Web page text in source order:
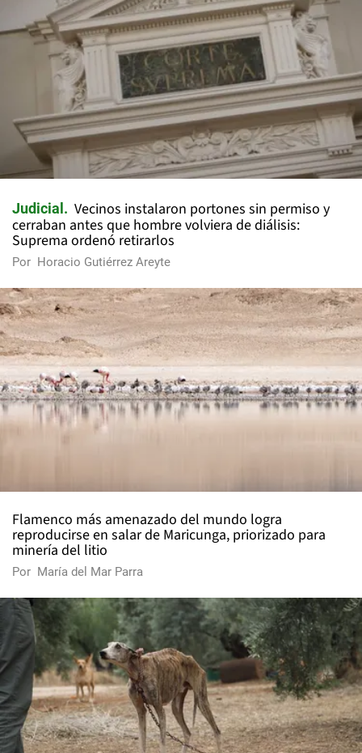
Judicial
Vecinos instalaron portones sin permiso y
cerraban antes que hombre volviera de diálisis:
Suprema ordenó retirarlos
Por Horacio Gutiérrez Areyte
Flamenco más amenazado del mundo logra
reproducirse en salar de Maricunga, priorizado para
minería del litio
Por María del Mar Parra